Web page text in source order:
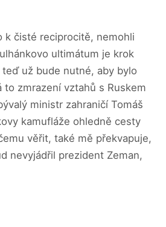
k čisté reciprocitě, nemohli
ultimátum je krok
už bude nutné, aby bylo
to zmrazení vztahů s Ruskem
ministr zahraničí Tomáš
kamufláže ohledně cesty
věřit, také mě překvapuje,
nevyjádřil prezident Zeman,